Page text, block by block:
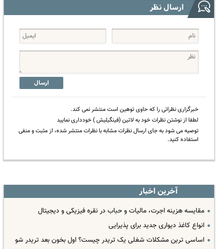
ارسال نظر
ارسال
خبرگزاری نظراتی را که حاوی توهین است منتشر نمی کند.
لطفا از نوشتن نظرات خود به لاتین (فینگیلیش ) خودداری نمایید
توصیه می شود به جای ارسال نظرات مشابه با نظرات منتشر شده، از مثبت و منفی
استفاده کنید.
آخرین اخبار
مقایسه هزینه اجرت، مالیات و حباب در نقره فیزیکی و دیجیتال
انواع کاغذ دیواری جدید برای پذیرایی
اساسی ترین مشکلات شغلی یک تریدر چیست؟ اول بخون بعد تریدر شو